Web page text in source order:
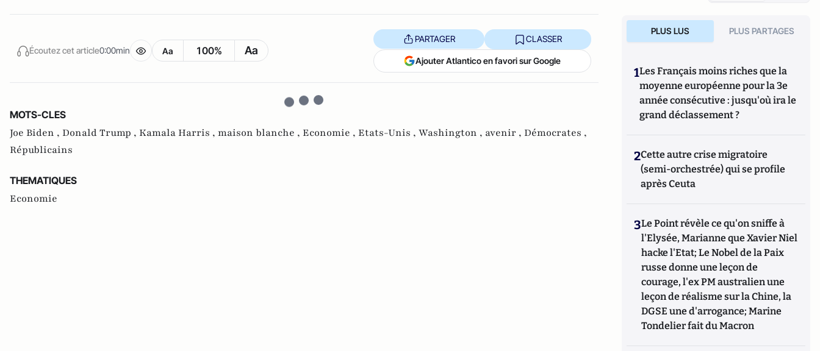
Écoutez cet article0:00min Aa 100% Aa
PARTAGER CLASSER
Ajouter Atlantico en favori sur Google
MOTS-CLES
Joe Biden , Donald Trump , Kamala Harris , maison blanche , Economie , Etats-Unis , Washington , avenir , Démocrates ,
Républicains
THEMATIQUES
Economie
PLUS LUS PLUS PARTAGES
1Les Français moins riches que la
moyenne européenne pour la 3e
année consécutive : jusqu'où ira le
grand déclassement ?
2Cette autre crise migratoire
(semi-orchestrée) qui se profile
après Ceuta
3Le Point révèle ce qu'on sniffe à
l'Elysée, Marianne que Xavier Niel
hacke l'Etat; Le Nobel de la Paix
russe donne une leçon de
courage, l'ex PM australien une
leçon de réalisme sur la Chine, la
DGSE une d'arrogance; Marine
Tondelier fait du Macron